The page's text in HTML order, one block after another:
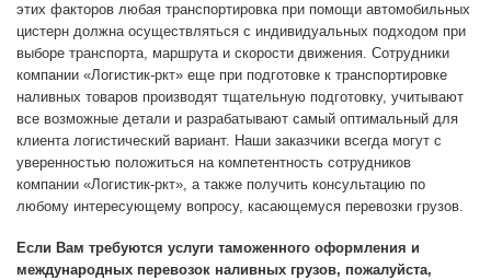
этих факторов любая транспортировка при помощи автомобильных
цистерн должна осуществляться с индивидуальных подходом при
выборе транспорта, маршрута и скорости движения. Сотрудники
компании «Логистик-ркт» еще при подготовке к транспортировке
наливных товаров производят тщательную подготовку, учитывают
все возможные детали и разрабатывают самый оптимальный для
клиента логистический вариант. Наши заказчики всегда могут с
уверенностью положиться на компетентность сотрудников
компании «Логистик-ркт», а также получить консультацию по
любому интересующему вопросу, касающемуся перевозки грузов.
Если Вам требуются услуги таможенного оформления и
международных перевозок наливных грузов, пожалуйста,